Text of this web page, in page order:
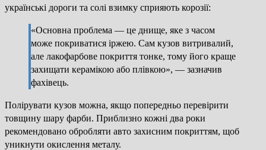
українські дороги та солі взимку сприяють корозії:
«Основна проблема — це днище, яке з часом
може покриватися іржею. Сам кузов витривалий,
але лакофарбове покриття тонке, тому його краще
захищати керамікою або плівкою», — зазначив
фахівець.
Полірувати кузов можна, якщо попередньо перевірити
товщину шару фарби. Приблизно кожні два роки
рекомендовано обробляти авто захисним покриттям, щоб
уникнути окислення металу.